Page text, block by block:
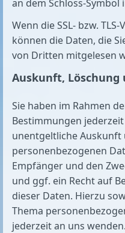
an dem Schloss-
Wenn die SSL- bzw.
können die Daten, die
von Dritten mitgelesen
Auskunft, Löschung
Sie haben im Rahmen
Bestimmungen
unentgeltliche
personenbezogenen
Empfänger und den
und ggf. ein Recht auf
dieser Daten. Hierzu
Thema
jederzeit an uns wenden.